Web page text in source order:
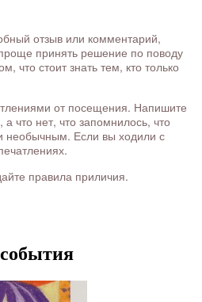
отзыв или комментарий,
принять решение по поводу
что стоит знать тем, кто только
от посещения. Напишите
что нет, что запомнилось, что
необычным. Если вы ходили с
правила приличия.